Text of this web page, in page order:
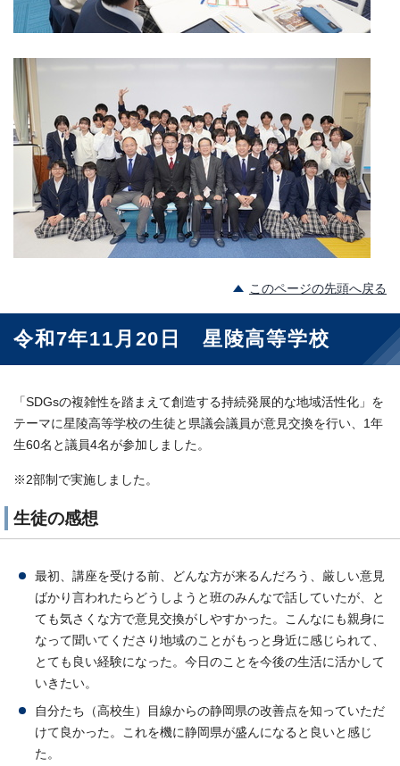
このページの先頭へ戻る
令和7年11月20日 星陵高等学校
「SDGsの複雑性を踏まえて創造する持続発展的な地域活性化」を
テーマに星陵高等学校の生徒と県議会議員が意見交換を行い、1年
生60名と議員4名が参加しました。
※2部制で実施しました。
生徒の感想
最初、講座を受ける前、どんな方が来るんだろう、厳しい意見
ばかり言われたらどうしようと班のみんなで話していたが、と
ても気さくな方で意見交換がしやすかった。こんなにも親身に
なって聞いてくださり地域のことがもっと身近に感じられて、
とても良い経験になった。今日のことを今後の生活に活かして
いきたい。
自分たち（高校生）目線からの静岡県の改善点を知っていただ
けて良かった。これを機に静岡県が盛んになると良いと感じ
た。